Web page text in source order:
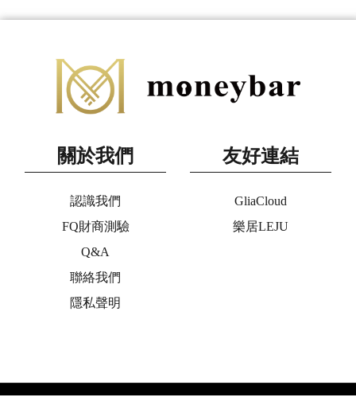
關於我們
認識我們
FQ財商測驗
Q&A
聯絡我們
隱私聲明
友好連結
GliaCloud
樂居LEJU